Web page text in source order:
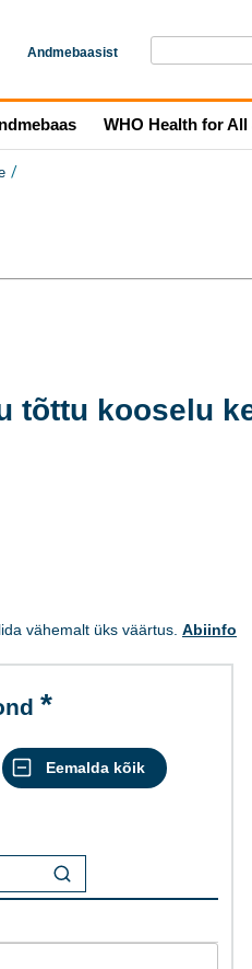
Andmebaasist
WHO Health for
/
tõttu kooselu
vähemalt üks väärtus. Abiinfo